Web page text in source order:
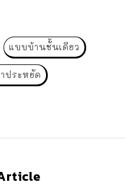
แบบบ้านชั้นเดียว
ประหยัด